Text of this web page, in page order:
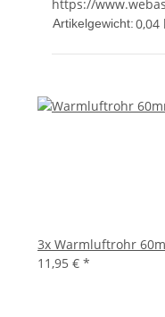
https://
Artikelgewicht:0,04
3x Warmluftrohr
11,95 € *